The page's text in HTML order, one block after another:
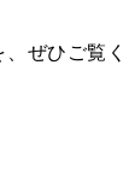
ぜひご覧く